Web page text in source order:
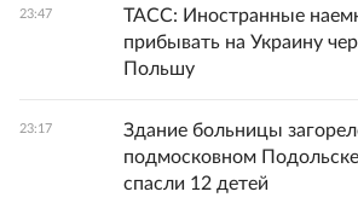
23:47
ТАСС: Иностранные
прибывать на Украину
Польшу
23:17
Здание больницы
подмосковном
спасли 12 детей